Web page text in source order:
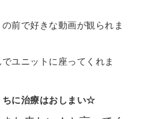
前で好きな動画が観られま
ユニットに座ってくれま
ちに治療はおしまい☆